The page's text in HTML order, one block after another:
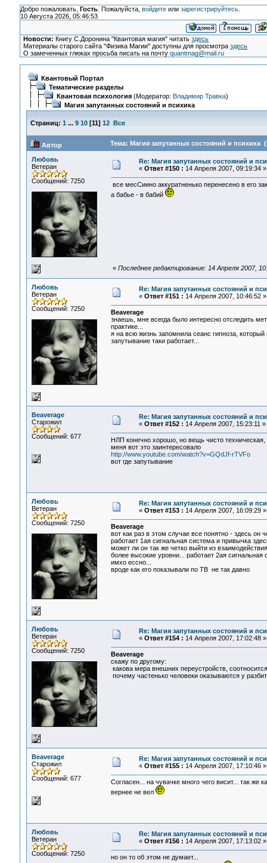
Добро пожаловать, Гость. Пожалуйста, войдитеили зарегистрируйтесь.
10 Августа 2026, 05:46:53
Новости: Книгу С.Доронина "Квантовая магия" читатьздесь
Материалы старого сайта "Физика Магии" доступны для просмотраздесь
О замеченных глюках просьба писать на почтуquantmag@mail.ru
Квантовый Портал
Тематические разделы
Квантовая психология(Модератор: Владимир Травка)
Магия запутанных состояний и психика
Страниц: 1 ... 9 10[11] 12 Все
Автор Тема: Магия запутанных состояний и психика
Любовь
Ветеран
Сообщений: 7250
Re: Магия запутанных состояний и
« Ответ #150 : 14 Апреля 2007, 09:19:34 »
все месСиино аккуратненько перенесено в его
а бабье - в бабий
« Последнее редактирование: 14 Апреля 2007,
Любовь
Ветеран
Сообщений: 7250
Re: Магия запутанных состояний и
« Ответ #151 : 14 Апреля 2007, 10:46:52 »
Beaverage
знаешь, мне всегда было интересно отследить
практике...
я на всю жизнь запомнила сеанс гипноза,
запутывание таки работает...
Beaverage
Старожил
Сообщений: 677
Re: Магия запутанных состояний и
« Ответ #152 : 14 Апреля 2007, 15:23:11 »
НЛП конечно хорошо, но вещь чисто
меня вот это заинтересовало
http://www.youtube.com/watch?v=GQdJf-rTVFo
вот где запутывание
Любовь
Ветеран
Сообщений: 7250
Re: Магия запутанных состояний и
« Ответ #153 : 14 Апреля 2007, 16:09:29 »
Beaverage
вот как раз в этом случае все понятно - здесь он
работает 1ая сигнальная система и привычка
может ли он так же четко выйти из
более высокие уровни... работает 2ая
имхо ессно...
вроде как его показывали по ТВ не так давно
Любовь
Ветеран
Сообщений: 7250
Re: Магия запутанных состояний и
« Ответ #154 : 14 Апреля 2007, 17:02:48 »
Beaverage
скажу по другому:
какова мера внешних переустройств,
почему частенько человеки оказываются у
Beaverage
Старожил
Сообщений: 677
Re: Магия запутанных состояний и
« Ответ #155 : 14 Апреля 2007, 17:10:46 »
Согласен... на чувачке много чего висит... так
вернее не вел
Любовь
Ветеран
Сообщений: 7250
Re: Магия запутанных состояний и
« Ответ #156 : 14 Апреля 2007, 17:13:02 »
но он то об этом не думает...